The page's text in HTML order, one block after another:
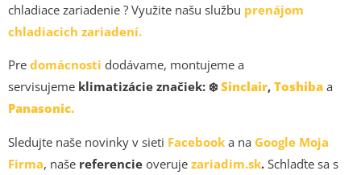
chladiace zariadenie ? Využite našu službu prenájom
chladiacich zariadení.
Pre domácnosti dodávame, montujeme a
servisujeme klimatizácie značiek: ❄️ Sinclair, Toshiba a
Panasonic.
Sledujte naše novinky v sieti Facebook a na Google Moja
Firma, naše referencie overuje zariadim.sk. Schlaďte sa s